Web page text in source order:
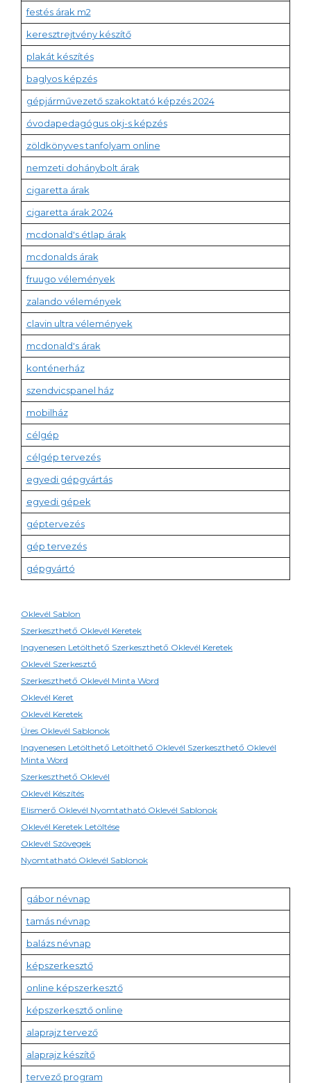
festés árak m2
keresztrejtvény készítő
plakát készítés
baglyos képzés
gépjárművezető szakoktató képzés 2024
óvodapedagógus okj-s képzés
zöldkönyves tanfolyam online
nemzeti dohánybolt árak
cigaretta árak
cigaretta árak 2024
mcdonald's étlap árak
mcdonalds árak
fruugo vélemények
zalando vélemények
clavin ultra vélemények
mcdonald's árak
konténerház
szendvicspanel ház
mobilház
célgép
célgép tervezés
egyedi gépgyártás
egyedi gépek
géptervezés
gép tervezés
gépgyártó
Oklevél Sablon
Szerkeszthető Oklevél Keretek
Ingyenesen Letölthető Szerkeszthető Oklevél Keretek
Oklevél Szerkesztő
Szerkeszthető Oklevél Minta Word
Oklevél Keret
Oklevél Keretek
Üres Oklevél Sablonok
Ingyenesen Letölthető Letölthető Oklevél Szerkeszthető Oklevél
Minta Word
Szerkeszthető Oklevél
Oklevél Készítés
Elismerő Oklevél Nyomtatható Oklevél Sablonok
Oklevél Keretek Letöltése
Oklevél Szövegek
Nyomtatható Oklevél Sablonok
gábor névnap
tamás névnap
balázs névnap
képszerkesztő
online képszerkesztő
képszerkesztő online
alaprajz tervező
alaprajz készítő
tervező program